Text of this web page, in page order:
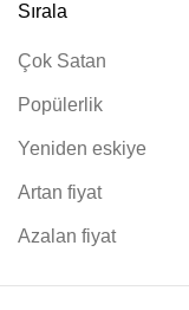
Sırala
Çok Satan
Popülerlik
Yeniden eskiye
Artan fiyat
Azalan fiyat